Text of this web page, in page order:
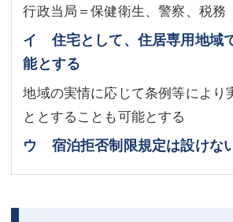
行政当局＝保健衛生、警察、税務
イ 住宅として、住居専用地域
能とする
地域の実情に応じて条例等により
ととすることも可能とする
ウ 宿泊拒否制限規定は設けな